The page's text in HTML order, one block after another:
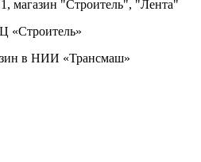
магазин "Строитель", "Лента"
«Строитель»
в НИИ «Трансмаш»